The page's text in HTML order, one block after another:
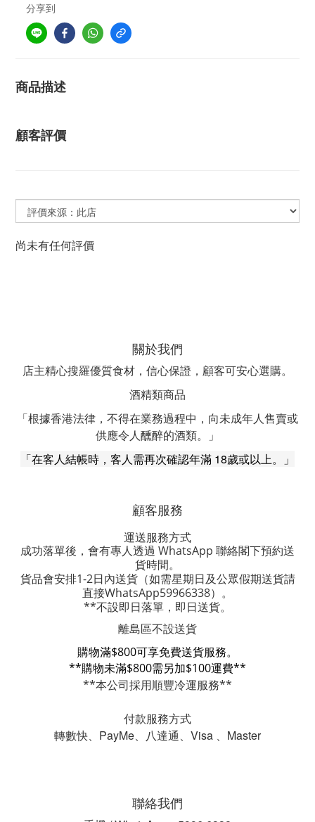
分享到
商品描述
顧客評價
尚未有任何評價
關於我們
店主精心搜羅優質食材，信心保證，顧客可安心選購。
酒精類商品
「根據香港法律，不得在業務過程中，向未成年人售賣或
供應令人醺醉的酒類。」
「在客人結帳時，客人需再次確認年滿 18歲或以上。」
顧客服務
運送服務方式
成功落單後，會有專人透過 WhatsApp 聯絡閣下預約送
貨時間。
貨品會安排1-2日內送貨（如需星期日及公眾假期送貨請
直接WhatsApp59966338）。
**不設即日落單，即日送貨。
離島區不設送貨
購物滿$800可享免費送貨服務。
**購物未滿$800需另加$100運費**
**本公司採用順豐冷運服務**
付款服務方式
轉數快、PayMe、八達通、Visa 、Master
聯絡我們